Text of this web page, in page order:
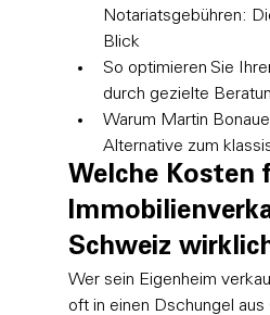
Notariatsgebühren:
Blick
So optimieren Sie
durch gezielte
Warum Martin
Alternative zum
Welche Kosten
Schweiz
Wer sein Eigenheim
oft in einen Dschungel aus